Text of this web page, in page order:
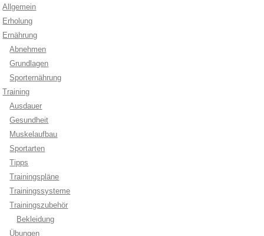
Allgemein
Erholung
Ernährung
Abnehmen
Grundlagen
Sporternährung
Training
Ausdauer
Gesundheit
Muskelaufbau
Sportarten
Tipps
Trainingspläne
Trainingssysteme
Trainingszubehör
Bekleidung
Übungen